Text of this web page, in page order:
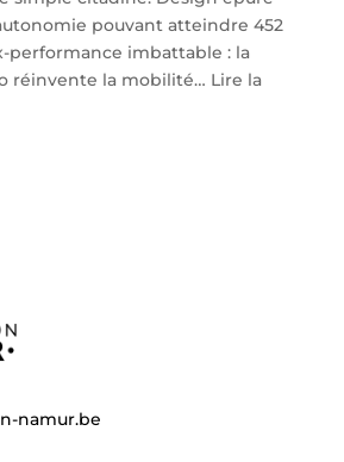
pouvant atteindre 452
performance imbattable : la
réinvente la mobilité… Lire la
namur.be